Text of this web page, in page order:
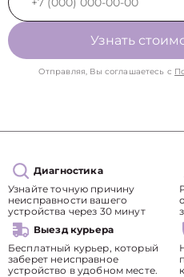
Узнать
Отправляя, Вы соглашаетесь с
Диагностика
Узнайте точную причину
неисправности вашего
устройства через 30 минут
Выезд курьера
Бесплатный курьер, который
заберет неисправное
устройство в удобном месте.